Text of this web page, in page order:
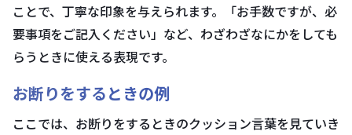
ことで、丁寧な印象を与えられます。「お手数ですが、必
要事項をご記入ください」など、わざわざなにかをしても
らうときに使える表現です。
お断りをするときの例
ここでは、お断りをするときのクッション言葉を見ていき